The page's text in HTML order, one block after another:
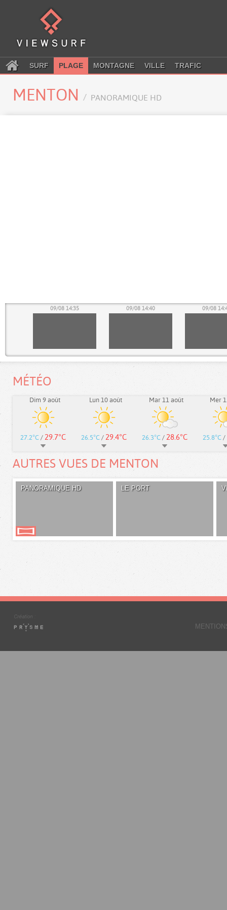
SURF PLAGE MONTAGNE VILLE TRAFIC
MENTON PANORAMIQUE HD
09/08 14:35 09/08 14:40 09/08
MÉTÉO
Dim 9 août
27.2°C / 29.7°C
Lun 10 août
26.5°C / 29.4°C
Mar 11 août
26.3°C / 28.6°C
Mer
25.8°C /
AUTRES VUES DE MENTON
PANORAMIQUE HD LE PORT